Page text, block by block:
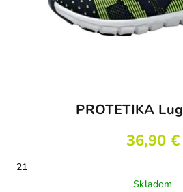
PROTETIKA
36,90 €
21
Skladom